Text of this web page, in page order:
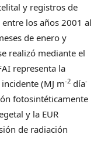
y registros de
los años 2001 al
de enero y
realizó mediante el
representa la
(MJ m-2 día-
fotosintéticamente
y la EUR
de radiación